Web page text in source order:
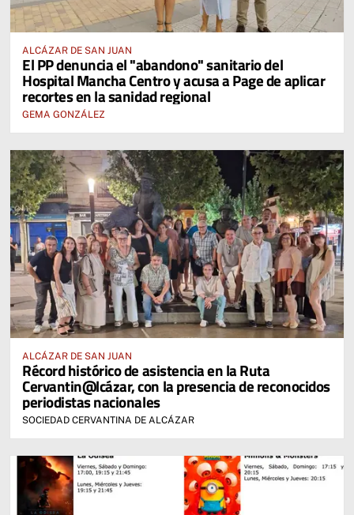
ALCÁZAR DE SAN JUAN
El PP denuncia el "abandono" sanitario del
Hospital Mancha Centro y acusa a Page de aplicar
recortes en la sanidad regional
GEMA GONZÁLEZ
ALCÁZAR DE SAN JUAN
Récord histórico de asistencia en la Ruta
Cervantin@lcázar, con la presencia de reconocidos
periodistas nacionales
SOCIEDAD CERVANTINA DE ALCÁZAR